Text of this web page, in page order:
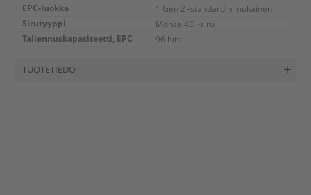
EPC-luokka 1 Gen 2 -standardin mukainen
Sirutyyppi Monza 4D -siru
Tallennuskapasiteetti, EPC 96 bits
TUOTETIEDOT